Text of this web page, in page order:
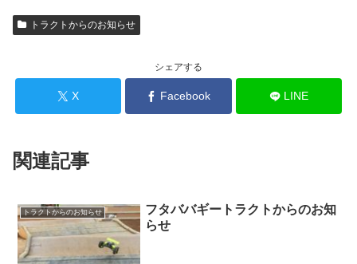
トラクトからのお知らせ
シェアする
X Facebook LINE
関連記事
トラクトからのお知らせ
フタババギートラクトからのお知
らせ